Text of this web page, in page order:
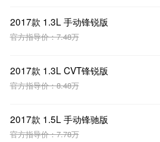
2017款 1.3L 手动锋锐版
官方指导价：7.48万
2017款 1.3L CVT锋锐版
官方指导价：8.48万
2017款 1.5L 手动锋驰版
官方指导价：7.78万